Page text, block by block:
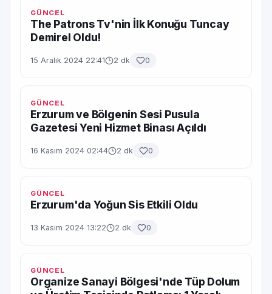
GÜNCEL
The Patrons Tv'nin İlk Konuğu Tuncay
Demirel Oldu!
15 Aralık 2024 22:41 2 dk 0
GÜNCEL
Erzurum ve Bölgenin Sesi Pusula
Gazetesi Yeni Hizmet Binası Açıldı
16 Kasım 2024 02:44 2 dk 0
GÜNCEL
Erzurum'da Yoğun Sis Etkili Oldu
13 Kasım 2024 13:22 2 dk 0
GÜNCEL
Organize Sanayi Bölgesi'nde Tüp Dolum